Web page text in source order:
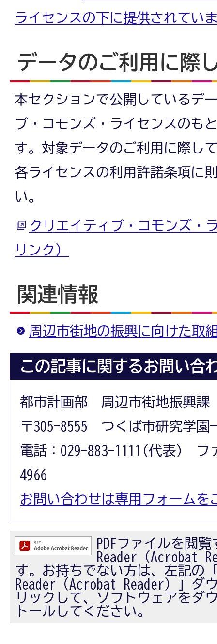
ライセンスの下に提供されてい
データのご利用に際
本セクションで公開しているデ
ブ・コモンズ・ライセンスのも
す。対象データのご利用に際し
各ライセンスの利用許諾条項に
い。
クリエイティブ・コモンズ・
リンク）
関連情報
周辺市街地の振興に向けた取
この記事に関するお問い合
都市計画部 周辺市街地振興課
〒305-8555 つくば市研究学園
電話：029-883-1111(代表) フ
4966
お問い合わせは専用フォームを
PDFファイルを閲
Reader（Acrobat
す。お持ちでない方は、左記の
Reader（Acrobat Reader）」ダ
リックして、ソフトウェアをダ
トールしてください。